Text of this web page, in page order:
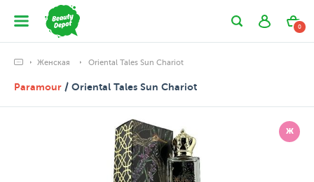
0
Женская Oriental Tales Sun Chariot
Paramour / Oriental Tales Sun Chariot
Ж